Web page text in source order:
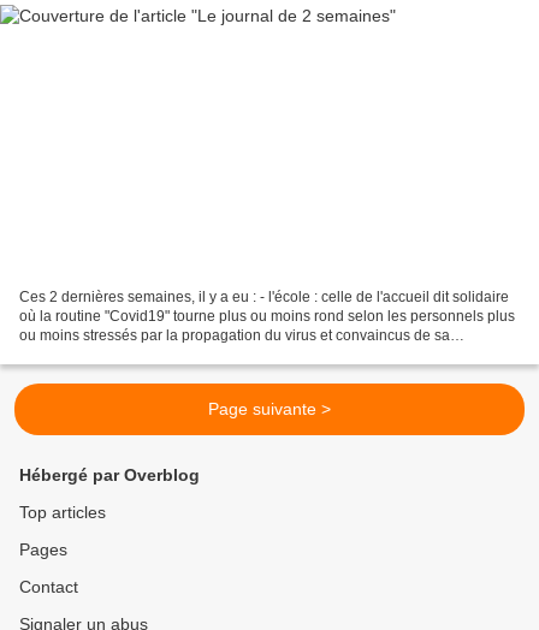
Ces 2 dernières semaines, il y a eu : - l'école : celle de l'accueil dit solidaire
où la routine "Covid19" tourne plus ou moins rond selon les personnels plus
ou moins stressés par la propagation du virus et convaincus de sa
Page suivante >
Hébergé par Overblog
Top articles
Pages
Contact
Signaler un abus